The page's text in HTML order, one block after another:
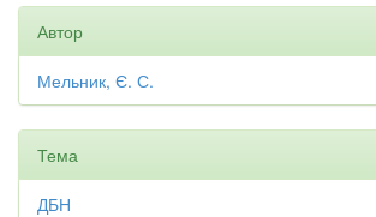
Автор
Мельник, Є. С.
Тема
ДБН